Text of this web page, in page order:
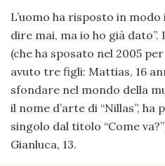
L’uomo ha risposto in
dire mai, ma io ho già
(che ha sposato nel 2005
avuto tre figli: Mattias, 16
sfondare nel mondo della
il nome d’arte di “Nillas”,
singolo dal titolo “Come
Gianluca, 13.